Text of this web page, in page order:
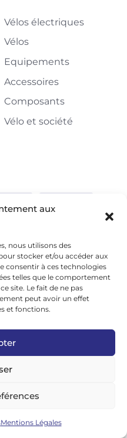
aux
nous utilisons des
stocker et/ou accéder aux
consentir à ces technologies
telles que le comportement
site. Le fait de ne pas
peut avoir un effet
et fonctions.
Mentions Légales
Vélos électriques
Vélos
Equipements
Accessoires
Composants
Vélo et société